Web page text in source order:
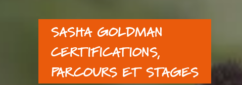
SASHA GOLDMAN
CERTIFICATIONS,
PARCOURS ET STAGES